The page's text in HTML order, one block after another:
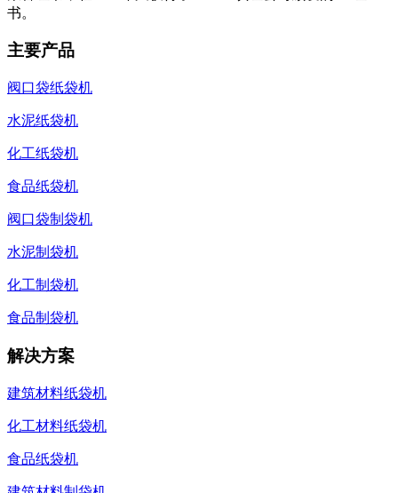
书。
主要产品
阀口袋纸袋机
水泥纸袋机
化工纸袋机
食品纸袋机
阀口袋制袋机
水泥制袋机
化工制袋机
食品制袋机
解决方案
建筑材料纸袋机
化工材料纸袋机
食品纸袋机